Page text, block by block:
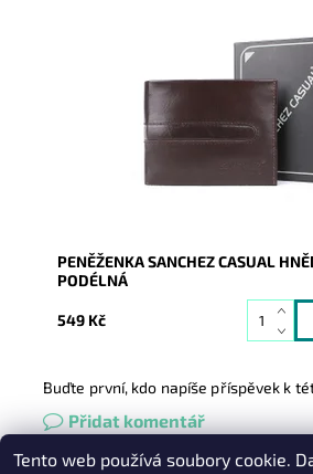
Německá kvalita hnědé lesklé
hovězí kůže ji dodává na
Skladem
742
SANCHEZ Casual
PENĚŽENKA SANCHEZ CASUAL
PODÉLNÁ
549 Kč
Buďte první, kdo napíše příspěvek k
Přidat komentář
Tento web používá soubory cookie.